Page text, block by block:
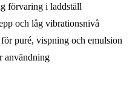
förvaring i laddställ
och låg vibrationsnivå
puré, vispning och emulsion
användning